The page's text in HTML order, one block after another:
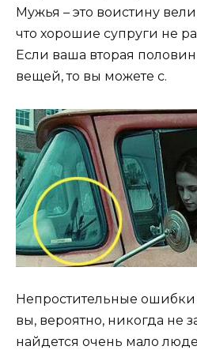
Мужья – это воистину
что хорошие супруги не
Если ваша вторая
вещей, то вы можете с.
Непростительные ошибки
вы, вероятно, никогда не
найдется очень мало